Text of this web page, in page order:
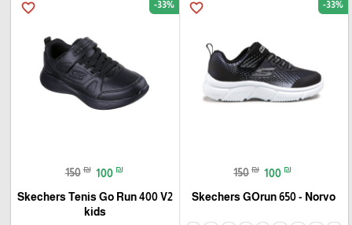
favorite_border -33%
150 ₪ 100 ₪
Skechers GOrun 650 - Norvo
favorite_border -33%
150 ₪ 100 ₪
Skechers Tenis Go Run 400 V2
kids